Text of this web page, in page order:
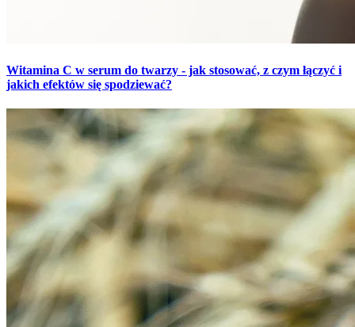
Witamina C w serum do twarzy - jak stosować, z czym łączyć i
jakich efektów się spodziewać?